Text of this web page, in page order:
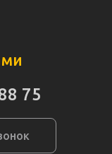
75